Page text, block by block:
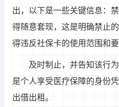
出，以下是一些关键信息：
得随意套现，这是明确禁止
得违反社保卡的使用范围和
及时制止，并告知该行
是个人享受医疗保障的身份
出借出租。